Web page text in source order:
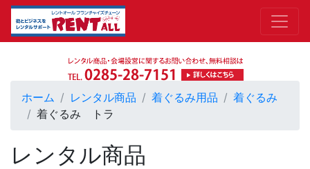
ホーム レンタル商品 着ぐるみ用品
着ぐるみ
着ぐるみ トラ
レンタル商品